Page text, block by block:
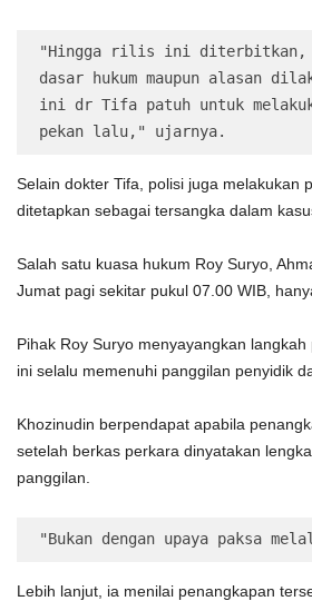
"Hingga rilis ini diterbitkan,
dasar hukum maupun alasan
ini dr Tifa patuh untuk
pekan lalu," ujarnya.
Selain dokter Tifa, polisi juga melakukan
ditetapkan sebagai tersangka dalam
Salah satu kuasa hukum Roy Suryo,
Jumat pagi sekitar pukul 07.00 WIB,
Pihak Roy Suryo menyayangkan
ini selalu memenuhi panggilan penyidik
Khozinudin berpendapat apabila
setelah berkas perkara dinyatakan
panggilan.
"Bukan dengan upaya paksa
Lebih lanjut, ia menilai penangkapan